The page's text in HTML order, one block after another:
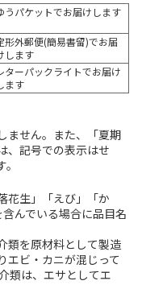
うパケットでお届けします
形外郵便(簡易書留)でお届
します
ターパックライトでお届け
ます
ません。また、「夏期
、記号での表示はせ
花生」「えび」「か
んでいる場合に品目名
類を原材料として製造
エビ・カニが混じって
類は、エサとしてエ